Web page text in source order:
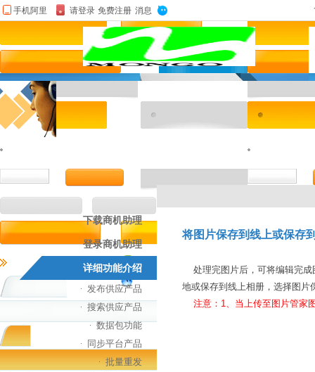
下载商机助理
登录商机助理
详细功能介绍
发布供应产品
搜索供应产品
数据包功能
同步平台产品
批量重发
将图片保存到线上或保存
处理完图片后，可将编辑完成
地或保存到线上相册，选择图片
注意：1、当上传至图片管家